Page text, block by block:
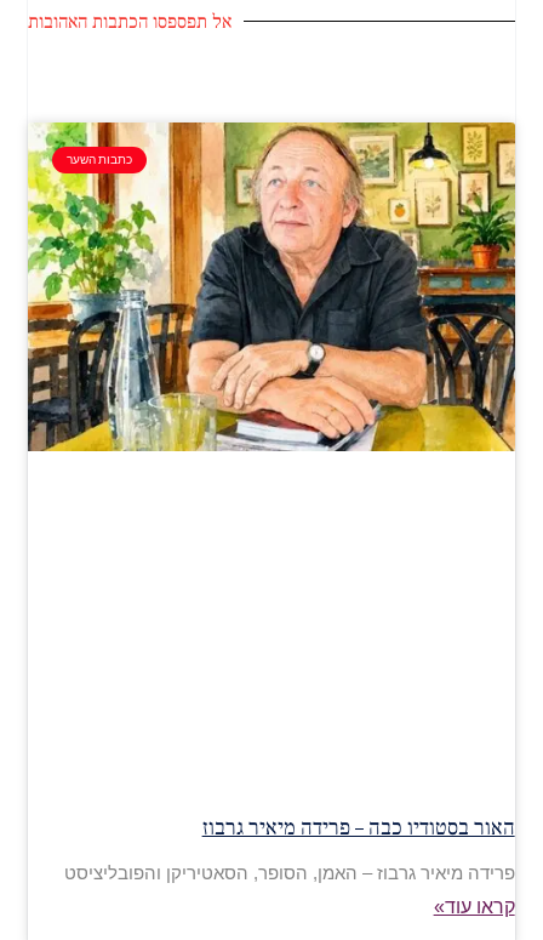
אל תפספסו הכתבות האהובות
כתבות השער
האור בסטודיו כבה – פרידה מיאיר גרבוז
פרידה מיאיר גרבוז – האמן, הסופר, הסאטיריקן והפובליציסט
קראו עוד»